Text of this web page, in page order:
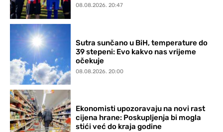
08.08.2026. 20:47
Sutra sunčano u BiH, temperature do
39 stepeni: Evo kakvo nas vrijeme
očekuje
08.08.2026. 20:00
Ekonomisti upozoravaju na novi rast
cijena hrane: Poskupljenja bi mogla
stići već do kraja godine